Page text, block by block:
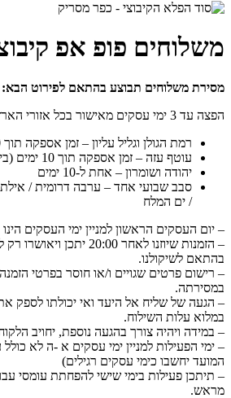
משלוחים פופ אפ
מסירת משלוחים תבוצע בהתאם לפירוט הבא:
הפצה עד 3 ימי עסקים מאישור בכל אזורי הארץ למעט:
רמת הגולן וגליל עליון – זמן אספקה תוך 10 ימים ( בימים ב’ + ה’)
עוטף עזה – זמן אספקה תוך 10 ימים (בימים א’ +ד’)
יהודה ושומרון – אחת ל-10 ימים
סבב שבועי אחד – ערבה דרומית / אילת
/ ים המלח
– יום העסקים הראשון למניין ימי העסקים
– הזמנות שיוזנו לאחר 20:00
בהתאם לשיקולנו.
– רישום פרטים שגויים ו/או חוסר בפרטי הזמנה
במסירתה.
– הגעה של שליח אל היעד ואי יכולתו לספק
במלוא עלות השילוח.
– במידה ויהיה צורך בהגעה נוספת, יחויב
– ימי הפעילות למניין ימי עסקים א -ה לא כולל
המועד יחשבו כימי עסקים רגילים)
– תיתכן פעילות בימי שישי להפחתת עומסי
מראש.